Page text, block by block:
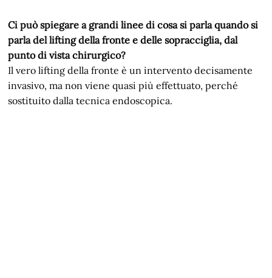
Ci può spiegare a grandi linee di cosa si parla quando si
parla del lifting della fronte e delle sopracciglia, dal
punto di vista chirurgico?
Il vero lifting della fronte è un intervento decisamente
invasivo, ma non viene quasi più effettuato, perché
sostituito dalla tecnica endoscopica.